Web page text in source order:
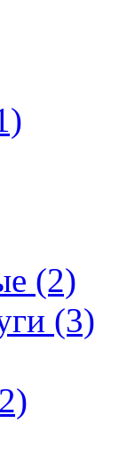
(2)
(3)